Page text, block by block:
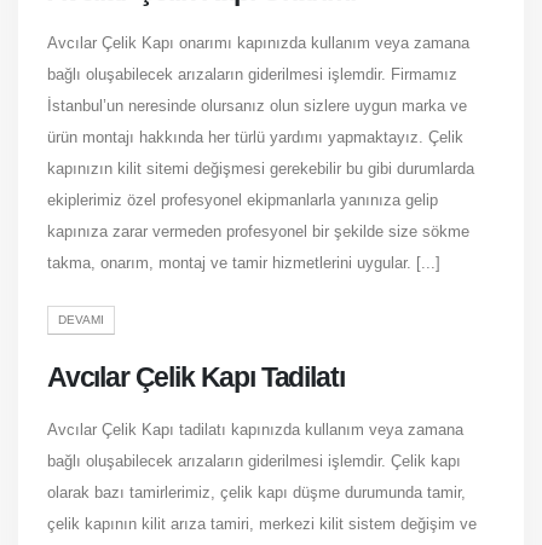
Avcılar Çelik Kapı onarımı kapınızda kullanım veya zamana
bağlı oluşabilecek arızaların giderilmesi işlemdir. Firmamız
İstanbul’un neresinde olursanız olun sizlere uygun marka ve
ürün montajı hakkında her türlü yardımı yapmaktayız. Çelik
kapınızın kilit sitemi değişmesi gerekebilir bu gibi durumlarda
ekiplerimiz özel profesyonel ekipmanlarla yanınıza gelip
kapınıza zarar vermeden profesyonel bir şekilde size sökme
takma, onarım, montaj ve tamir hizmetlerini uygular. [...]
DEVAMI
Avcılar Çelik Kapı Tadilatı
Avcılar Çelik Kapı tadilatı kapınızda kullanım veya zamana
bağlı oluşabilecek arızaların giderilmesi işlemdir. Çelik kapı
olarak bazı tamirlerimiz, çelik kapı düşme durumunda tamir,
çelik kapının kilit arıza tamiri, merkezi kilit sistem değişim ve